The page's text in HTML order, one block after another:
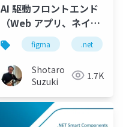
AI 駆動フロントエンド
（Web アプリ、ネイテ
ィブモバイルアプリ）
開発ツール等最新アッ
プデート
figma .net
Shotaro
Suzuki
1.7K